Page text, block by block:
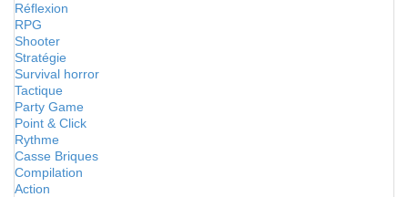
Réflexion
RPG
Shooter
Stratégie
Survival horror
Tactique
Party Game
Point & Click
Rythme
Casse Briques
Compilation
Action